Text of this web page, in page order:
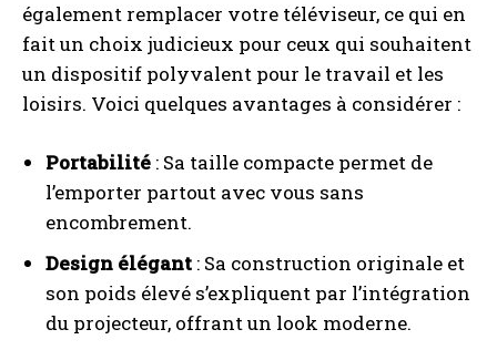
également remplacer votre téléviseur, ce qui en
fait un choix judicieux pour ceux qui souhaitent
un dispositif polyvalent pour le travail et les
loisirs. Voici quelques avantages à considérer :
Portabilité : Sa taille compacte permet de
l’emporter partout avec vous sans
encombrement.
Design élégant : Sa construction originale et
son poids élevé s’expliquent par l’intégration
du projecteur, offrant un look moderne.